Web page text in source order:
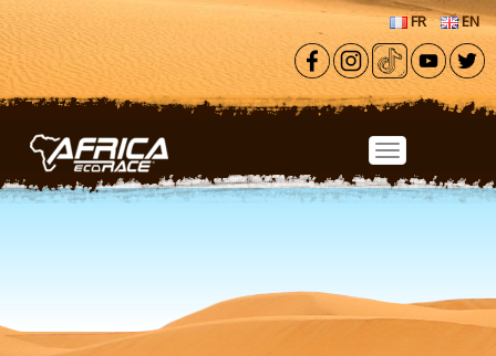
Aller au contenu principal
FR EN